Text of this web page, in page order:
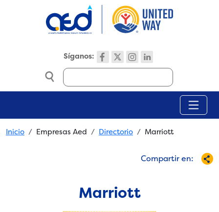
Síganos:
Search
Breadcrumb
Inicio Empresas Aed Directorio Marriott
Compartir en:
Marriott